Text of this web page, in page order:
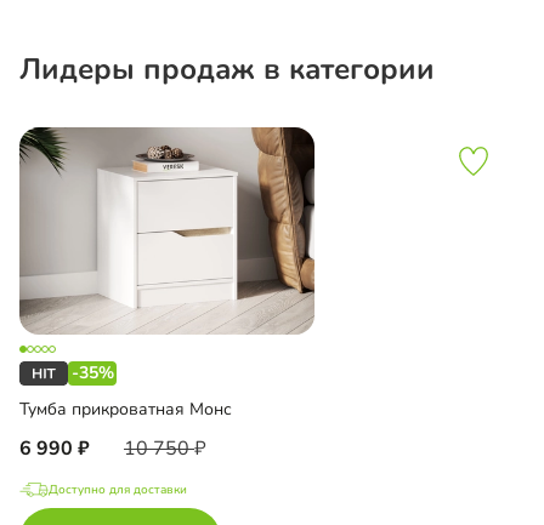
Лидеры продаж в категории
-35%
Тумба прикроватная Монс
6 990 10 750
Доступно для доставки